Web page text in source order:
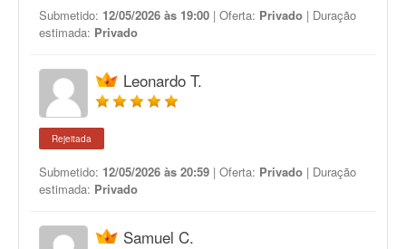
Submetido: 12/05/2026 às 19:00 | Oferta: Privado | Duração
estimada: Privado
Leonardo T.
Rejeitada
Submetido: 12/05/2026 às 20:59 | Oferta: Privado | Duração
estimada: Privado
Samuel C.